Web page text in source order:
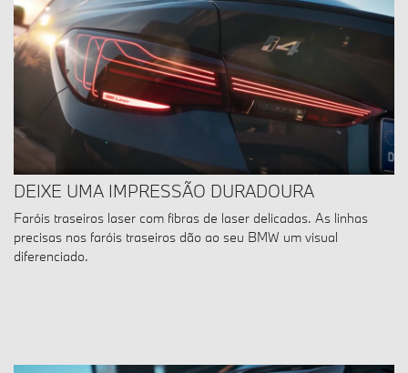
DEIXE UMA IMPRESSÃO DURADOURA
Faróis traseiros laser com fibras de laser delicadas. As linhas
precisas nos faróis traseiros dão ao seu BMW um visual
diferenciado.